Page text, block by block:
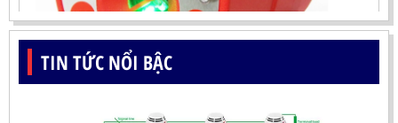
ĐẦU BÁO LỬA UV-IR CHỐNG NỔ-UX150 KOREA
LIÊN HỆ
TIN TỨC NỔI BẬC